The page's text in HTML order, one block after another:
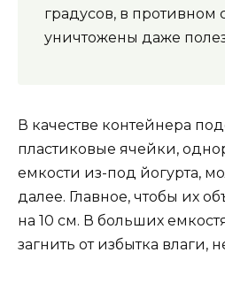
градусов, в противном
уничтожены даже
В качестве контейнера
пластиковые ячейки,
емкости из-под йогурта,
далее. Главное, чтобы их
на 10 см. В больших
загнить от избытка влаги,